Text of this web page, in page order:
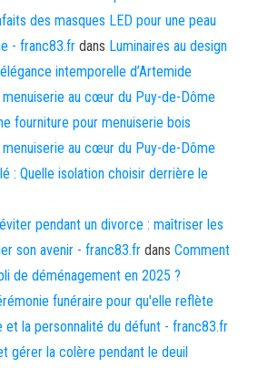
des masques LED pour une peau
- franc83.fr dans Luminaires au design
intemporelle d’Artemide
menuiserie au cœur du Puy-de-Dôme
fourniture pour menuiserie bois
menuiserie au cœur du Puy-de-Dôme
: Quelle isolation choisir derrière le
pendant un divorce : maîtriser les
son avenir - franc83.fr dans Comment
de déménagement en 2025 ?
funéraire pour qu'elle reflète
et la personnalité du défunt - franc83.fr
gérer la colère pendant le deuil